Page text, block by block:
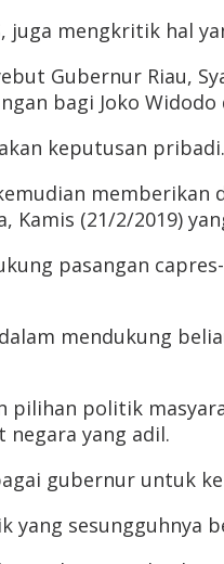
juga mengkritik hal
Gubernur Riau,
bagi Joko Widodo
keputusan pribadi.
memberikan
Kamis (21/2/2019)
pasangan
mendukung
politik
negara yang adil.
gubernur untuk
yang sesungguhnya